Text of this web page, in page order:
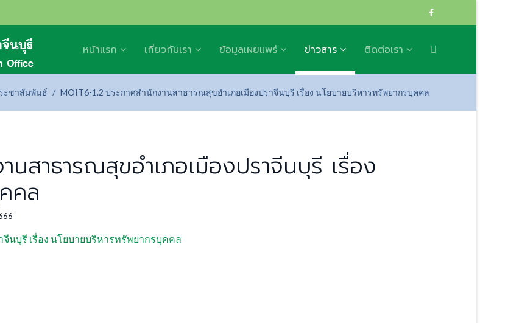
หน้าแรก เกี่ยวกับเรา ข้อมูลเผยแพร่ ข่าวสาร ติดต่อเรา
ะชาสัมพันธ์ MOIT6-1.2 ประกาศสำนักงานสาธารณสุขอำเภอเมืองปราจีนบุรี เรื่อง นโยบายบริหารทรัพยากรบุคคล
นสาธารณสุขอำเภอเมืองปราจีนบุรี เรื่อง
คล
นบุรี เรื่อง นโยบายบริหารทรัพยากรบุคคล